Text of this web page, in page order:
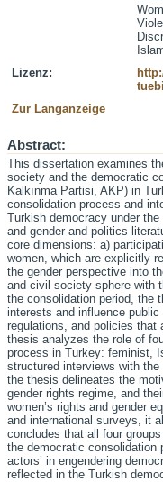
Lizenz:
Zur Langanzeige
Abstract:
This dissertation examines
society and the democratic
Kalkınma Partisi, AKP) in
consolidation process and
Turkish democracy under
and gender and politics
core dimensions: a)
women, which are explicitly
the gender perspective into
and civil society sphere with
the consolidation period, the
interests and influence
regulations, and policies that
thesis analyzes the role of
process in Turkey: feminist,
structured interviews with
the thesis delineates the
gender rights regime, and
women’s rights and gender
and international surveys, it
concludes that all four
the democratic consolidation
actors’ in engendering
reflected in the Turkish